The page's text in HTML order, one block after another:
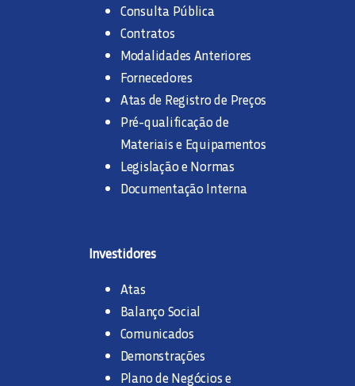
Consulta Pública
Contratos
Modalidades Anteriores
Fornecedores
Atas de Registro de Preços
Pré-qualificação de
Materiais e Equipamentos
Legislação e Normas
Documentação Interna
Investidores
Atas
Balanço Social
Comunicados
Demonstrações
Plano de Negócios e